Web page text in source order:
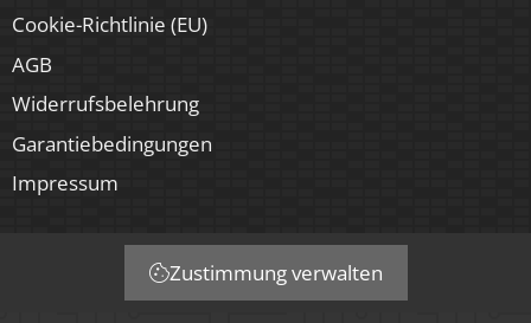
Cookie-Richtlinie (EU)
AGB
Widerrufsbelehrung
Garantiebedingungen
Impressum
Zustimmung verwalten